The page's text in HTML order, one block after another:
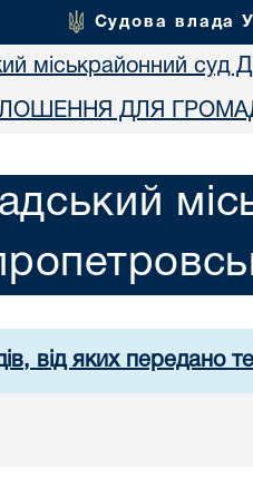
Судова влада
міськрайонний суд
ДЛЯ
від яких передано